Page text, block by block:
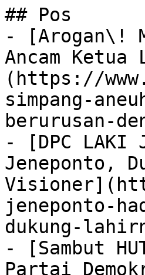
## Pos
- [Arogan\!
Ancam Ketua
(https://
simpang-
berurusan-
- [DPC LAKI
Jeneponto,
jeneponto-
dukung-
- [Sambut
Partai